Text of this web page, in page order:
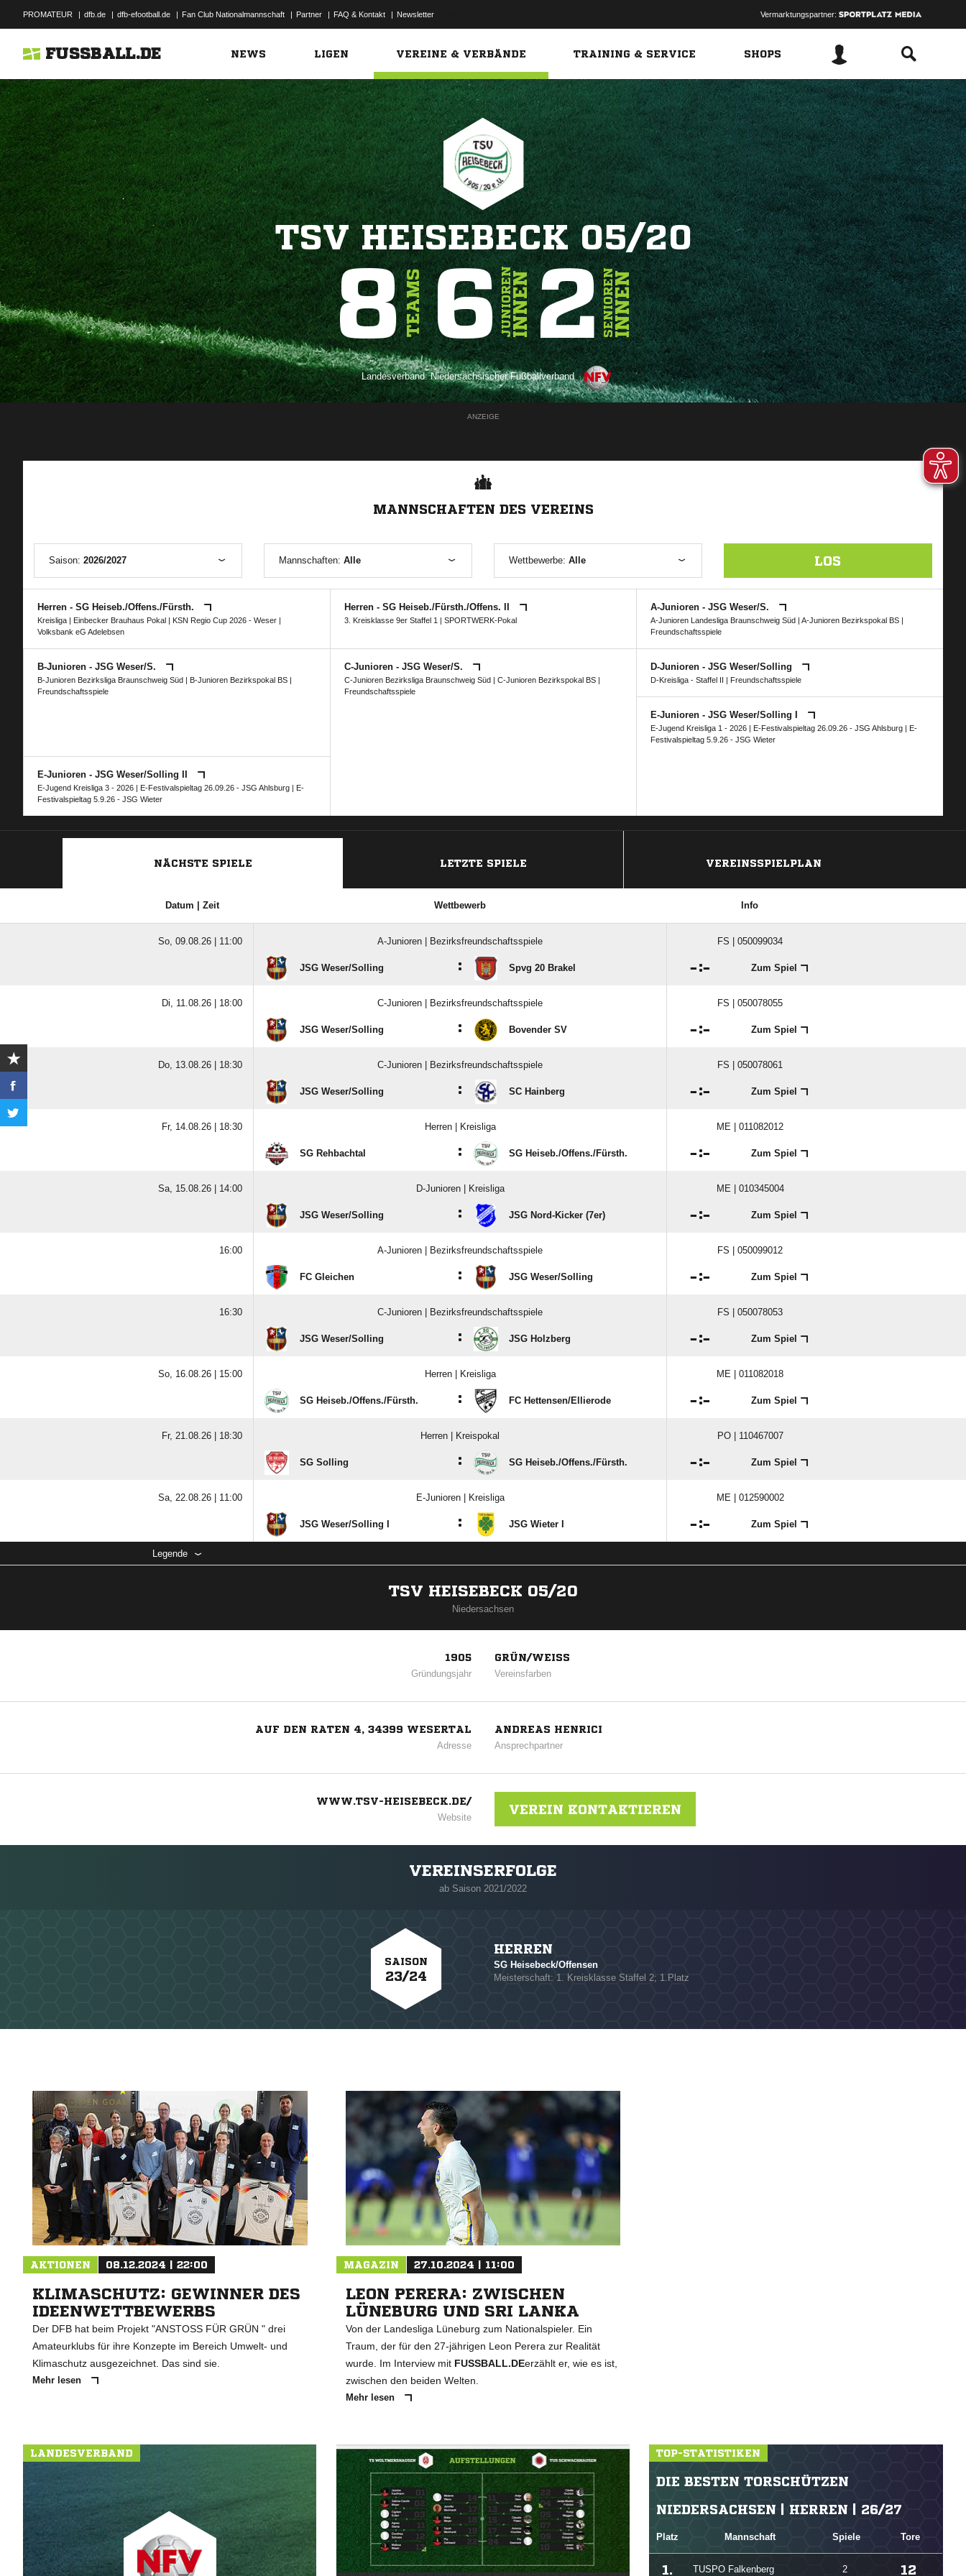
PROMATEUR | dfb.de | dfb-efootball.de | Fan Club Nationalmannschaft | Partner | FAQ & Kontakt | Newsletter Vermarktungspartner:
FUSSBALL.DE NEWS LIGEN VEREINE & VERBÄNDE TRAINING & SERVICE SHOPS
TSV HEISEBECK 05/20
8TEAMS6JUNIORENINNEN2SENIORENINNEN
Landesverband:Niedersächsischer Fußballverband
ANZEIGE
MANNSCHAFTEN DES VEREINS
Saison: 2026/2027 Mannschaften: Alle Wettbewerbe: Alle LOS
Herren - SG Heiseb./​Offens./​Fürsth.
Kreisliga | Einbecker Brauhaus Pokal | KSN Regio Cup 2026 - Weser |
Volksbank eG Adelebsen
Herren - SG Heiseb./​Fürsth./​Offens. II
3. Kreisklasse 9er Staffel 1 | SPORTWERK-Pokal
A-Junioren - JSG Weser/​S.
A-Junioren Landesliga Braunschweig Süd |A-Junioren Bezirkspokal BS |
Freundschaftsspiele
B-Junioren - JSG Weser/​S.
B-Junioren Bezirksliga Braunschweig Süd | B-Junioren Bezirkspokal BS |
Freundschaftsspiele
C-Junioren - JSG Weser/​S.
C-Junioren Bezirksliga Braunschweig Süd| C-Junioren Bezirkspokal BS|
Freundschaftsspiele
D-Junioren - JSG Weser/​Solling
D-Kreisliga - Staffel II | Freundschaftsspiele
E-Junioren - JSG Weser/​Solling I
E-Jugend Kreisliga 1 - 2026 | E-Festivalspieltag 26.09.26 - JSG Ahlsburg | E-
Festivalspieltag 5.9.26 - JSG Wieter
E-Junioren - JSG Weser/​Solling II
E-Jugend Kreisliga 3 - 2026 | E-Festivalspieltag 26.09.26 - JSG Ahlsburg | E-
Festivalspieltag 5.9.26 - JSG Wieter
NÄCHSTE SPIELE LETZTE SPIELE VEREINSSPIELPLAN
Datum | Zeit Wettbewerb Info
So, 09.08.26 | 11:00 A-Junioren | Bezirksfreundschaftsspiele FS | 050099034
JSG Weser/​Solling : Spvg 20 Brakel : Zum Spiel
Di, 11.08.26 | 18:00 C-Junioren | Bezirksfreundschaftsspiele FS | 050078055
JSG Weser/​Solling : Bovender SV : Zum Spiel
Do, 13.08.26 | 18:30 C-Junioren | Bezirksfreundschaftsspiele FS | 050078061
JSG Weser/​Solling : SC Hainberg : Zum Spiel
Fr, 14.08.26 | 18:30 Herren | Kreisliga ME | 011082012
SG Rehbachtal : SG Heiseb./​Offens./​Fürsth. : Zum Spiel
Sa, 15.08.26 | 14:00 D-Junioren | Kreisliga ME | 010345004
JSG Weser/​Solling : JSG Nord-Kicker (7er) : Zum Spiel
16:00 A-Junioren | Bezirksfreundschaftsspiele FS | 050099012
FC Gleichen : JSG Weser/​Solling : Zum Spiel
16:30 C-Junioren | Bezirksfreundschaftsspiele FS | 050078053
JSG Weser/​Solling : JSG Holzberg : Zum Spiel
So, 16.08.26 | 15:00 Herren | Kreisliga ME | 011082018
SG Heiseb./​Offens./​Fürsth. : FC Hettensen/​Ellierode : Zum Spiel
Fr, 21.08.26 | 18:30 Herren | Kreispokal PO | 110467007
SG Solling : SG Heiseb./​Offens./​Fürsth. : Zum Spiel
Sa, 22.08.26 | 11:00 E-Junioren | Kreisliga ME | 012590002
JSG Weser/​Solling I : JSG Wieter I : Zum Spiel
Legende
TSV HEISEBECK 05/20
Niedersachsen
1905
Gründungsjahr
GRÜN/WEISS
Vereinsfarben
AUF DEN RATEN 4, 34399 WESERTAL
Adresse
ANDREAS HENRICI
Ansprechpartner
WWW.TSV-HEISEBECK.DE/
Website
VEREIN KONTAKTIEREN
NACHRICHT SENDEN
VEREINSERFOLGE
ab Saison 2021/2022
SAISON
23/24
HERREN
SG Heisebeck/Offensen
Meisterschaft: 1. Kreisklasse Staffel 2; 1.Platz
AKTIONEN 08.12.2024 | 22:00
KLIMASCHUTZ: GEWINNER DES
IDEENWETTBEWERBS
Der DFB hat beim Projekt "ANSTOSS FÜR GRÜN " drei
Amateurklubs für ihre Konzepte im Bereich Umwelt- und
Klimaschutz ausgezeichnet. Das sind sie.
Mehr lesen
MAGAZIN 27.10.2024 | 11:00
LEON PERERA: ZWISCHEN
LÜNEBURG UND SRI LANKA
Von der Landesliga Lüneburg zum Nationalspieler. Ein
Traum, der für den 27-jährigen Leon Perera zur Realität
wurde. Im Interview mit FUSSBALL.DEerzählt er, wie es ist,
zwischen den beiden Welten.
Mehr lesen
LANDESVERBAND TOP-STATISTIKEN
DIE BESTEN TORSCHÜTZEN
NIEDERSACHSEN | HERREN | 26/27
Platz Mannschaft Spiele Tore
1. TUSPO Falkenberg 2 12